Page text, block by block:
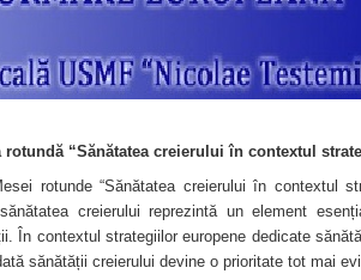
rotundă “Sănătatea creierului în contextul
rotunde “Sănătatea creierului în contextul
creierului reprezintă un element
În contextul strategiilor europene dedicate
sănătății creierului devine o prioritate tot mai